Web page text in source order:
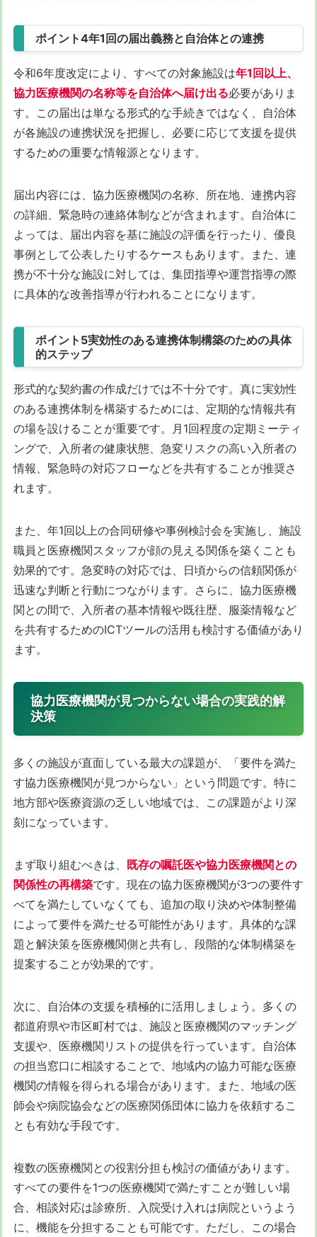
ポイント4年1回の届出義務と自治体との連携
令和6年度改定により、すべての対象施設は年1回以上、
協力医療機関の名称等を自治体へ届け出る必要がありま
す。この届出は単なる形式的な手続きではなく、自治体
が各施設の連携状況を把握し、必要に応じて支援を提供
するための重要な情報源となります。
届出内容には、協力医療機関の名称、所在地、連携内容
の詳細、緊急時の連絡体制などが含まれます。自治体に
よっては、届出内容を基に施設の評価を行ったり、優良
事例として公表したりするケースもあります。また、連
携が不十分な施設に対しては、集団指導や運営指導の際
に具体的な改善指導が行われることになります。
ポイント5実効性のある連携体制構築のための具体
的ステップ
形式的な契約書の作成だけでは不十分です。真に実効性
のある連携体制を構築するためには、定期的な情報共有
の場を設けることが重要です。月1回程度の定期ミーティ
ングで、入所者の健康状態、急変リスクの高い入所者の
情報、緊急時の対応フローなどを共有することが推奨さ
れます。
また、年1回以上の合同研修や事例検討会を実施し、施設
職員と医療機関スタッフが顔の見える関係を築くことも
効果的です。急変時の対応では、日頃からの信頼関係が
迅速な判断と行動につながります。さらに、協力医療機
関との間で、入所者の基本情報や既往歴、服薬情報など
を共有するためのICTツールの活用も検討する価値があり
ます。
協力医療機関が見つからない場合の実践的解
決策
多くの施設が直面している最大の課題が、「要件を満た
す協力医療機関が見つからない」という問題です。特に
地方部や医療資源の乏しい地域では、この課題がより深
刻になっています。
まず取り組むべきは、 既存の嘱託医や協力医療機関との
関係性の再構築です。現在の協力医療機関が3つの要件す
べてを満たしていなくても、追加の取り決めや体制整備
によって要件を満たせる可能性があります。具体的な課
題と解決策を医療機関側と共有し、段階的な体制構築を
提案することが効果的です。
次に、自治体の支援を積極的に活用しましょう。多くの
都道府県や市区町村では、施設と医療機関のマッチング
支援や、医療機関リストの提供を行っています。自治体
の担当窓口に相談することで、地域内の協力可能な医療
機関の情報を得られる場合があります。また、地域の医
師会や病院協会などの医療関係団体に協力を依頼するこ
とも有効な手段です。
複数の医療機関との役割分担も検討の価値があります。
すべての要件を1つの医療機関で満たすことが難しい場
合、相談対応は診療所、入院受け入れは病院というよう
に、機能を分担することも可能です。ただし、この場合